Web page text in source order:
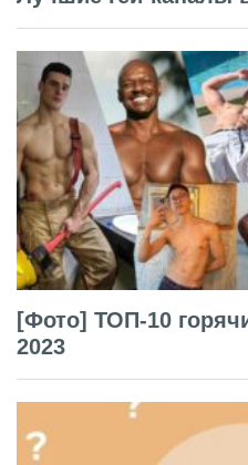
[Фото] ТОП-10
2023